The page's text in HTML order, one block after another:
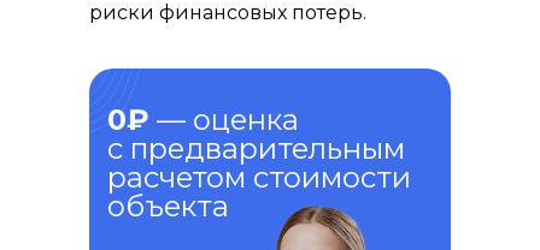
0₽ — оценка
с предварительным
расчетом стоимости
объекта
риски финансовых потерь.